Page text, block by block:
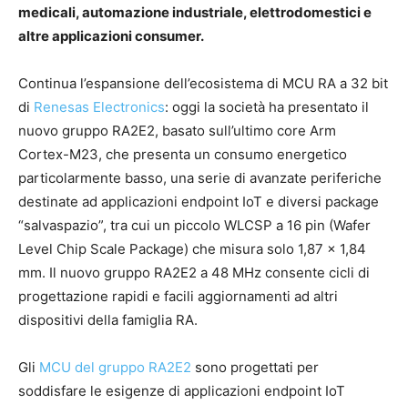
medicali, automazione industriale, elettrodomestici e
altre applicazioni consumer.
Continua l’espansione dell’ecosistema di MCU RA a 32 bit
di Renesas Electronics: oggi la società ha presentato il
nuovo gruppo RA2E2, basato sull’ultimo core Arm
Cortex-M23, che presenta un consumo energetico
particolarmente basso, una serie di avanzate periferiche
destinate ad applicazioni endpoint IoT e diversi package
“salvaspazio”, tra cui un piccolo WLCSP a 16 pin (Wafer
Level Chip Scale Package) che misura solo 1,87 x 1,84
mm. Il nuovo gruppo RA2E2 a 48 MHz consente cicli di
progettazione rapidi e facili aggiornamenti ad altri
dispositivi della famiglia RA.
Gli MCU del gruppo RA2E2 sono progettati per
soddisfare le esigenze di applicazioni endpoint IoT